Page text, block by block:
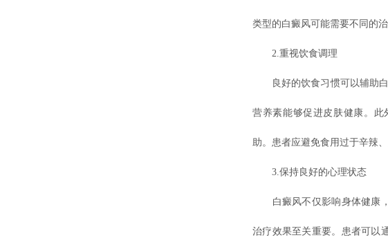
类型的白癜风可能需要不同的
2.重视饮食调理
良好的饮食习惯可以辅助白
营养素能够促进皮肤健康。
助。患者应避免食用过于辛辣
3.保持良好的心理状态
白癜风不仅影响身体健康，
治疗效果至关重要。患者可以